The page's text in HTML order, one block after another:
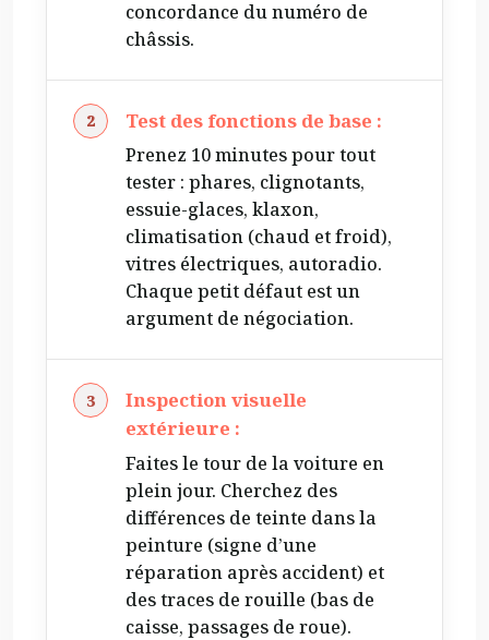
concordance du numéro de
châssis.
Test des fonctions de base :
Prenez 10 minutes pour tout
tester : phares, clignotants,
essuie-glaces, klaxon,
climatisation (chaud et froid),
vitres électriques, autoradio.
Chaque petit défaut est un
argument de négociation.
Inspection visuelle
extérieure :
Faites le tour de la voiture en
plein jour. Cherchez des
différences de teinte dans la
peinture (signe d’une
réparation après accident) et
des traces de rouille (bas de
caisse, passages de roue).